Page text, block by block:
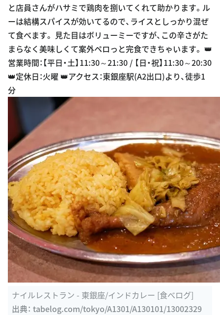
と店員さんがハサミで鶏肉を捌いてくれて助かります。ル
ーは結構スパイスが効いてるので、ライスとしっかり混ぜ
て食べます。 見た目はボリューミーですが、この辛さがた
まらなく美味しくて案外ペロっと完食できちゃいます。 👑
営業時間：【平日・土】11:30～21:30 / 【日・祝】11:30～20:30
👑定休日：火曜 👑アクセス：東銀座駅(A2出口)より、徒歩1
分
ナイルレストラン - 東銀座/インドカレー [食べログ]
出典： tabelog.com/tokyo/A1301/A130101/13002329